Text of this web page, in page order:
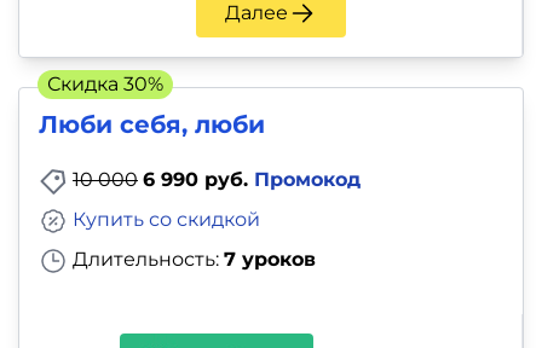
Далее
Люби себя, люби
10 000 6 990 руб. Промокод
Длительность: 7 уроков
Купить со скидкой
Скидка 30%